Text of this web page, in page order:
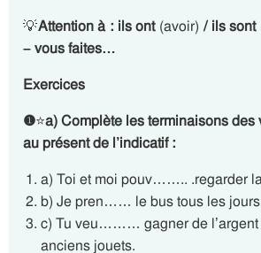
💡Attention à : ils ont (avoir) / ils sont
– vous faites…
Exercices
❶⭐a)Complète les terminaisons des
au présent de l’indicatif :
a) Toi et moi pouv…….. .regarder
b) Je pren…… le bus tous les
c) Tu veu……… gagner de
anciens jouets.